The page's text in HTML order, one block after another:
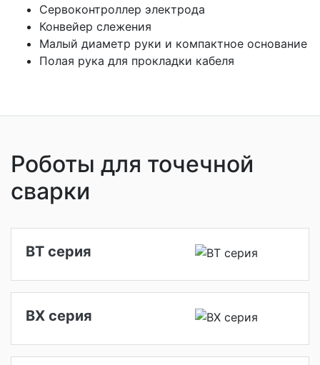
Сервоконтроллер электрода
Конвейер слежения
Малый диаметр руки и компактное основание
Полая рука для прокладки кабеля
Роботы для точечной
сварки
BT серия
BX серия